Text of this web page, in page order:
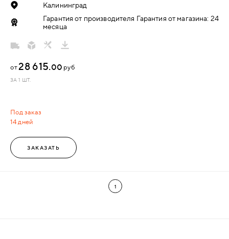
Калининград
Гарантия от производителя Гарантия от магазина: 24
месяца
Под заказ
14 дней
от28 615.00 руб
ЗА 1 ШТ.
ЗАКАЗАТЬ
1